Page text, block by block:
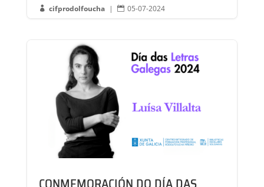
 cifprodolfoucha |  05-07-2024